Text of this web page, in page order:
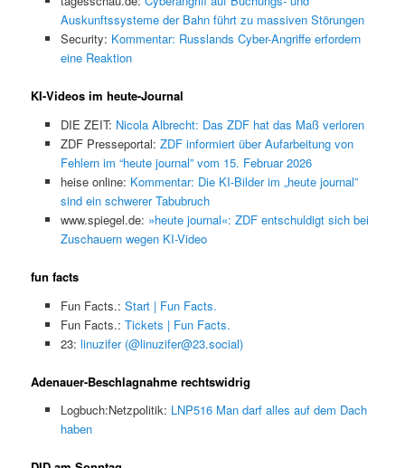
Auskunftssysteme der Bahn führt zu massiven Störungen
Security: Kommentar: Russlands Cyber-Angriffe erfordern
eine Reaktion
KI-Videos im heute-Journal
DIE ZEIT: Nicola Albrecht: Das ZDF hat das Maß verloren
ZDF Presseportal: ZDF informiert über Aufarbeitung von
Fehlern im “heute journal” vom 15. Februar 2026
heise online: Kommentar: Die KI-Bilder im „heute journal”
sind ein schwerer Tabubruch
www.spiegel.de: »heute journal«: ZDF entschuldigt sich bei
Zuschauern wegen KI-Video
fun facts
Fun Facts.: Start | Fun Facts.
Fun Facts.: Tickets | Fun Facts.
23: linuzifer (@linuzifer@23.social)
Adenauer-Beschlagnahme rechtswidrig
Logbuch:Netzpolitik: LNP516 Man darf alles auf dem Dach
haben